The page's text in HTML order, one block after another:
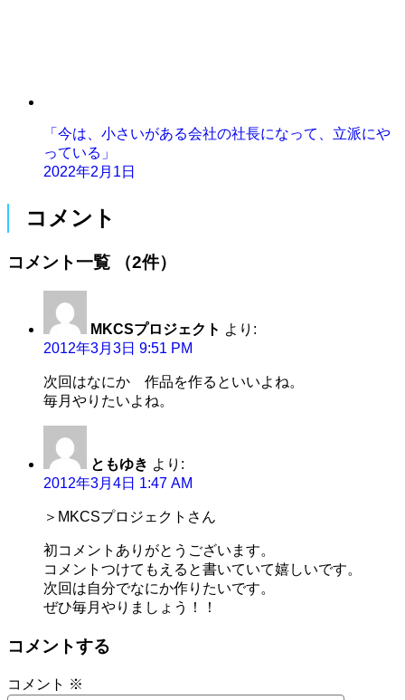
「今は、小さいがある会社の社長になって、立派にや
っている」
2022年2月1日
コメント
コメント一覧 （2件）
MKCSプロジェクト より:
2012年3月3日 9:51 PM
次回はなにか 作品を作るといいよね。
毎月やりたいよね。
ともゆき より:
2012年3月4日 1:47 AM
＞MKCSプロジェクトさん
初コメントありがとうございます。
コメントつけてもえると書いていて嬉しいです。
次回は自分でなにか作りたいです。
ぜひ毎月やりましょう！！
コメントする
コメント ※